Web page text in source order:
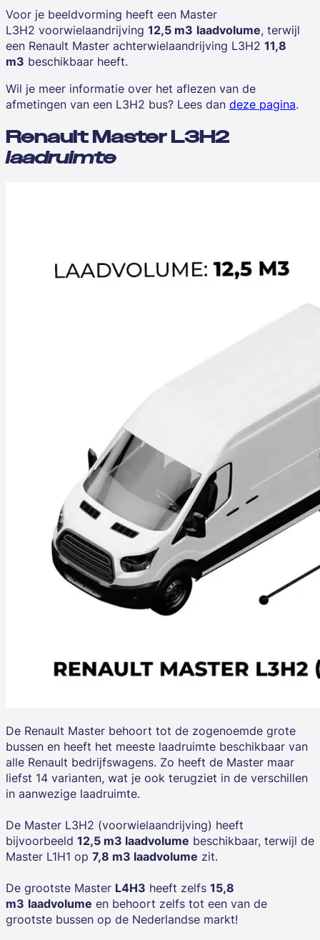
Voor je beeldvorming heeft een Master
L3H2 voorwielaandrijving 12,5 m3 laadvolume, terwijl
een Renault Master achterwielaandrijving L3H2 11,8
m3 beschikbaar heeft.
Wil je meer informatie over het aflezen van de
afmetingen van een L3H2 bus? Lees dan deze pagina.
Renault Master L3H2
laadruimte
De Renault Master behoort tot de zogenoemde grote
bussen en heeft het meeste laadruimte beschikbaar van
alle Renault bedrijfswagens. Zo heeft de Master maar
liefst 14 varianten, wat je ook terugziet in de verschillen
in aanwezige laadruimte.
De Master L3H2 (voorwielaandrijving) heeft
bijvoorbeeld 12,5 m3 laadvolume beschikbaar, terwijl de
Master L1H1 op 7,8 m3 laadvolume zit.
De grootste Master L4H3 heeft zelfs 15,8
m3 laadvolume en behoort zelfs tot een van de
grootste bussen op de Nederlandse markt!